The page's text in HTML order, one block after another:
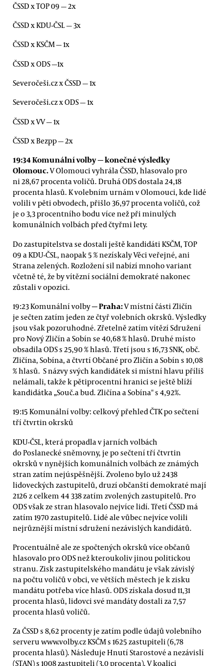
ČSSD x TOP 09 — 2x
ČSSD x KDU-ČSL — 3x
ČSSD x KSČM — 1x
ČSSD x ODS —1x
Severočeši.cz x ČSSD — 1x
Severočeši.cz x ODS — 1x
ČSSD x VV — 1x
ČSSD x Bezpp — 2x
19:34 Komunální volby—konečné výsledky
Olomouc.V Olomouci vyhrála ČSSD, hlasovalo pro
ni 28,67 procenta voličů. Druhá ODS dostala 24,18
procenta hlasů. K volebním urnám v Olomouci, kde lidé
volili v pěti obvodech, přišlo 36,97 procenta voličů, což
je o 3,3 procentního bodu více než při minulých
komunálních volbách před čtyřmi lety.
Do zastupitelstva se dostali ještě kandidáti KSČM, TOP
09 a KDU-ČSL, naopak 5 % nezískaly Věci veřejné, ani
Strana zelených. Rozložení sil nabízí mnoho variant
včetně té, že by vítězní sociální demokraté nakonec
zůstali v opozici.
19:23 Komunální volby—Praha:V místní části Zličín
je sečten zatím jeden ze čtyř volebních okrsků. Výsledky
jsou však pozoruhodné. Zřetelně zatím vítězí Sdružení
pro Nový Zličín a Sobín se 40,68 % hlasů. Druhé místo
obsadila ODS s 25,90 % hlasů. Třetí jsou s 16,73 SNK, obč.
Zličína, Sobína, a čtvrtí Občané pro Zličín a Sobín s 10,08
% hlasů. S názvy svých kandidátek si místní hlavu příliš
nelámali, takže k pětiprocentní hranici se ještě blíží
kandidátka „Souč.a bud. Zličína a Sobína" s 4,92%.
19:15 Komunální volby: celkový přehled ČTK po sečtení
tří čtvrtin okrsků
KDU-ČSL, která propadla v jarních volbách
do Poslanecké sněmovny, je po sečtení tří čtvrtin
okrsků v nynějších komunálních volbách ze známých
stran zatím nejúspěšnější. Zvoleno bylo už 2438
lidoveckých zastupitelů, druzí občanští demokraté mají
2126 z celkem 44 338 zatím zvolených zastupitelů. Pro
ODS však ze stran hlasovalo nejvíce lidí. Třetí ČSSD má
zatím 1970 zastupitelů. Lidé ale vůbec nejvíce volili
nejrůznější místní sdružení nezávislých kandidátů.
Procentuálně ale ze spočtených okrsků více občanů
hlasovalo pro ODS než kteroukoliv jinou politickou
stranu. Zisk zastupitelského mandátu je však závislý
na počtu voličů v obci, ve větších městech je k zisku
mandátu potřeba více hlasů. ODS získala dosud 11,31
procenta hlasů, lidovci své mandáty dostali za 7,57
procenta hlasů voličů.
Za ČSSD s 8,62 procenty je zatím podle údajů volebního
serveru www.volby.cz KSČM s 1625 zastupiteli (6,78
procenta hlasů). Následuje Hnutí Starostové a nezávislí
(STAN) s 1008 zastupiteli (3,0 procenta). V koalici